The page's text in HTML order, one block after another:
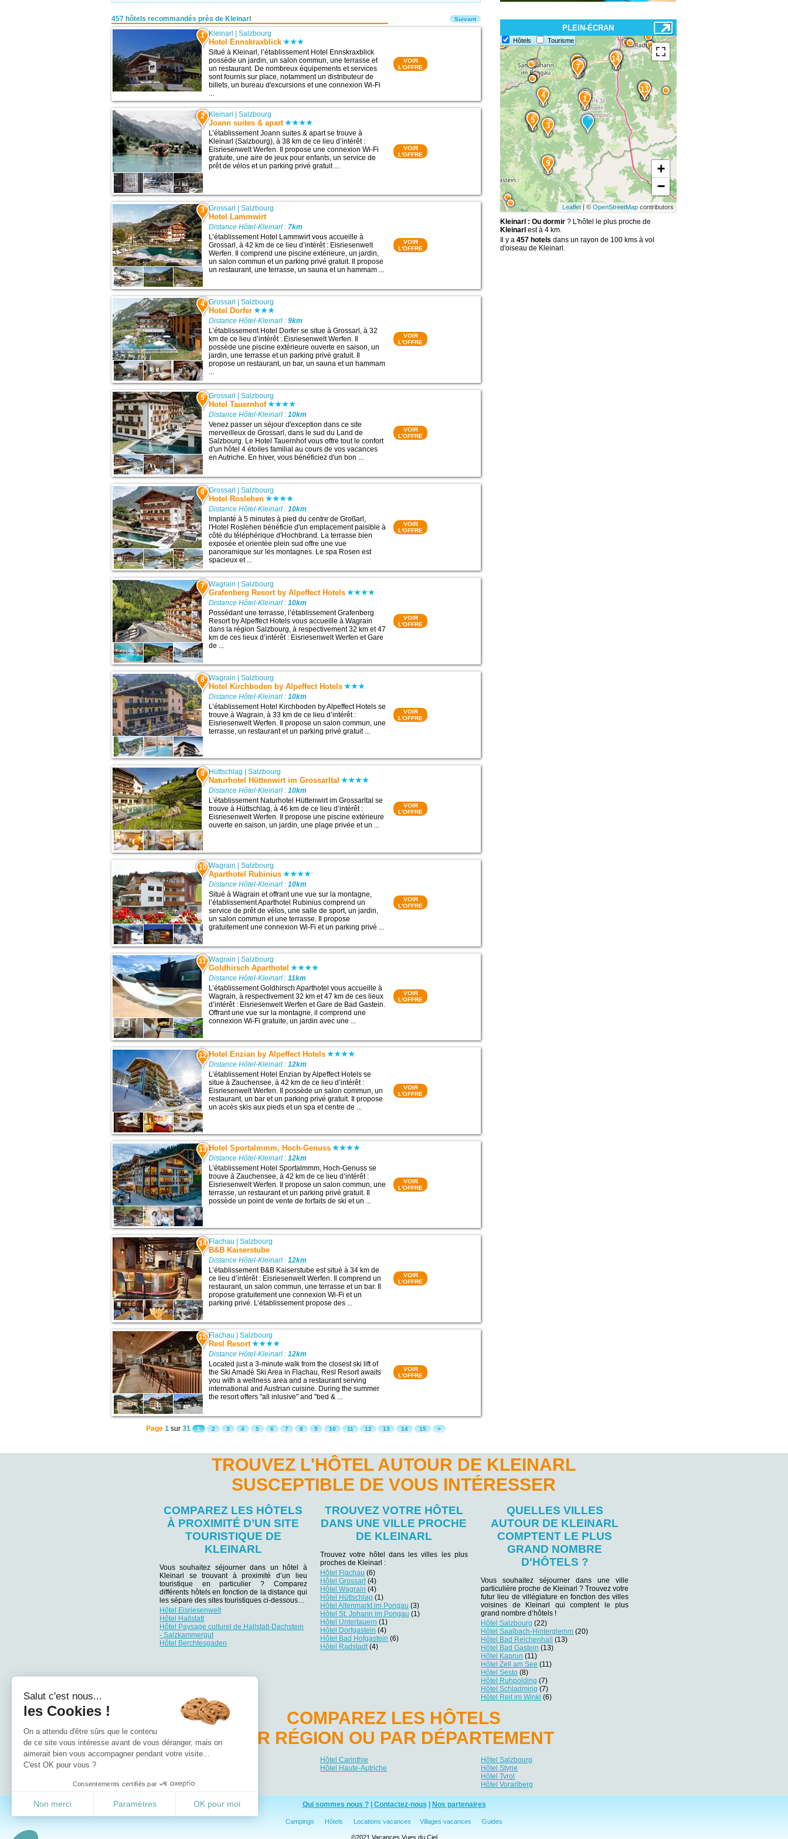
457 hôtels recommandés près de Kleinarl
1 Kleinarl |Salzbourg
Hotel Ennskraxblick
Situé à Kleinarl, l’établissement Hotel Ennskraxblick
possède un jardin, un salon commun, une terrasse et
un restaurant. De nombreux équipements et services
sont fournis sur place, notamment un distributeur de
billets, un bureau d'excursions et une connexion Wi-Fi
VOIR
L'OFFRE
2 Kleinarl |Salzbourg
Joann suites & apart
L’établissement Joann suites & apart se trouve à
Kleinarl (Salzbourg), à 38 km de ce lieu d’intérêt :
Eisriesenwelt Werfen. Il propose une connexion Wi-Fi
gratuite, une aire de jeux pour enfants, un service de
prêt de vélos et un parking privé gratuit ...
VOIR
L'OFFRE
3 Grossarl |Salzbourg
Hotel Lammwirt
Distance Hôtel-Kleinarl : 7km
L’établissement Hotel Lammwirt vous accueille à
Grossarl, à 42 km de ce lieu d’intérêt : Eisriesenwelt
Werfen. Il comprend une piscine extérieure, un jardin,
un salon commun et un parking privé gratuit. Il propose
un restaurant, une terrasse, un sauna et un hammam ...
VOIR
L'OFFRE
4 Grossarl |Salzbourg
Hotel Dorfer
Distance Hôtel-Kleinarl :9km
L’établissement Hotel Dorfer se situe à Grossarl, à 32
km de ce lieu d’intérêt : Eisriesenwelt Werfen. Il
possède une piscine extérieure ouverte en saison, un
jardin, une terrasse et un parking privé gratuit. Il
propose un restaurant, un bar, un sauna et un hammam
...
VOIR
L'OFFRE
5 Grossarl |Salzbourg
Hotel Tauernhof
Distance Hôtel-Kleinarl :10km
Venez passer un séjour d'exception dans ce site
merveilleux de Grossarl, dans le sud du Land de
Salzbourg. Le Hotel Tauernhof vous offre tout le confort
d'un hôtel 4 étoiles familial au cours de vos vacances
en Autriche. En hiver, vous bénéficiez d'un bon ...
VOIR
L'OFFRE
6 Grossarl |Salzbourg
Hotel Roslehen
Distance Hôtel-Kleinarl :10km
Implanté à 5 minutes à pied du centre de Großarl,
l'Hotel Roslehen bénéficie d'un emplacement paisible à
côté du téléphérique d'Hochbrand. La terrasse bien
exposée et orientée plein sud offre une vue
panoramique sur les montagnes. Le spa Rosen est
spacieux et ...
VOIR
L'OFFRE
7 Wagrain |Salzbourg
Grafenberg Resort by Alpeffect Hotels
Distance Hôtel-Kleinarl :10km
Possédant une terrasse, l’établissement Grafenberg
Resort by Alpeffect Hotels vous accueille à Wagrain
dans la région Salzbourg, à respectivement 32 km et 47
km de ces lieux d’intérêt : Eisriesenwelt Werfen et Gare
de ...
VOIR
L'OFFRE
8 Wagrain |Salzbourg
Hotel Kirchboden by Alpeffect Hotels
Distance Hôtel-Kleinarl :10km
L’établissement Hotel Kirchboden by Alpeffect Hotels se
trouve à Wagrain, à 33 km de ce lieu d’intérêt :
Eisriesenwelt Werfen. Il propose un salon commun, une
terrasse, un restaurant et un parking privé gratuit ...
VOIR
L'OFFRE
9 Hüttschlag |Salzbourg
Naturhotel Hüttenwirt im Grossarltal
Distance Hôtel-Kleinarl :10km
L’établissement Naturhotel Hüttenwirt im Grossarltal se
trouve à Hüttschlag, à 46 km de ce lieu d’intérêt :
Eisriesenwelt Werfen. Il propose une piscine extérieure
ouverte en saison, un jardin, une plage privée et un ...
VOIR
L'OFFRE
10 Wagrain |Salzbourg
Aparthotel Rubinius
Distance Hôtel-Kleinarl :10km
Situé à Wagrain et offrant une vue sur la montagne,
l’établissement Aparthotel Rubinius comprend un
service de prêt de vélos, une salle de sport, un jardin,
un salon commun et une terrasse. Il propose
gratuitement une connexion Wi-Fi et un parking privé ...
VOIR
L'OFFRE
11 Wagrain |Salzbourg
Goldhirsch Aparthotel
Distance Hôtel-Kleinarl :11km
L’établissement Goldhirsch Aparthotel vous accueille à
Wagrain, à respectivement 32 km et 47 km de ces lieux
d’intérêt : Eisriesenwelt Werfen et Gare de Bad Gastein.
Offrant une vue sur la montagne, il comprend une
connexion Wi-Fi gratuite, un jardin avec une ...
VOIR
L'OFFRE
12 Hotel Enzian by Alpeffect Hotels
Distance Hôtel-Kleinarl :12km
L’établissement Hotel Enzian by Alpeffect Hotels se
situe à Zauchensee, à 42 km de ce lieu d’intérêt :
Eisriesenwelt Werfen. Il possède un salon commun, un
restaurant, un bar et un parking privé gratuit. Il propose
un accès skis aux pieds et un spa et centre de ...
VOIR
L'OFFRE
13 Hotel Sportalmmm, Hoch-Genuss
Distance Hôtel-Kleinarl :12km
L’établissement Hotel Sportalmmm, Hoch-Genuss se
trouve à Zauchensee, à 42 km de ce lieu d’intérêt :
Eisriesenwelt Werfen. Il propose un salon commun, une
terrasse, un restaurant et un parking privé gratuit. Il
possède un point de vente de forfaits de ski et un ...
VOIR
L'OFFRE
14 Flachau |Salzbourg
B&B Kaiserstube
Distance Hôtel-Kleinarl :12km
L’établissement B&B Kaiserstube est situé à 34 km de
ce lieu d’intérêt : Eisriesenwelt Werfen. Il comprend un
restaurant, un salon commun, une terrasse et un bar. Il
propose gratuitement une connexion Wi-Fi et un
parking privé. L’établissement propose des ...
VOIR
L'OFFRE
15 Flachau |Salzbourg
Resl Resort
Distance Hôtel-Kleinarl :12km
Located just a 3-minute walk from the closest ski lift of
the Ski Amadé Ski Area in Flachau, Resl Resort awaits
you with a wellness area and a restaurant serving
international and Austrian cuisine. During the summer
the resort offers "all inlusive" and "bed & ...
VOIR
L'OFFRE
Suivant
Page 1 sur31 1 2 3 4 5 6 7 8 9 10 11 12 13 14 15 >
PLEIN-ÉCRAN
Hôtels Tourisme
15
14
13
12
1110
9
8
7
6
5
4
3
2
1
+
−
Leaflet| ©OpenStreetMap contributors
Kleinarl : Ou dormir? L'hôtel le plus proche de
Kleinarl est à 4 km.
Il y a 457 hotels dans un rayon de 100 kms à vol
d'oiseau de Kleinarl.
TROUVEZ L'HÔTEL AUTOUR DE KLEINARL
SUSCEPTIBLE DE VOUS INTÉRESSER
COMPAREZ LES HÔTELS
À PROXIMITÉ D’UN SITE
TOURISTIQUE DE
KLEINARL
Vous souhaitez séjourner dans un hôtel à
Kleinarl se trouvant à proximité d’un lieu
touristique en particulier ? Comparez
différents hôtels en fonction de la distance qui
les sépare des sites touristiques ci-dessous…
Hôtel Eisriesenwelt
Hôtel Hallstatt
Hôtel Paysage culturel de Hallstatt-Dachstein
- Salzkammergut
Hôtel Berchtesgaden
TROUVEZ VOTRE HÔTEL
DANS UNE VILLE PROCHE
DE KLEINARL
Trouvez votre hôtel dans les villes les plus
proches de Kleinarl :
Hôtel Flachau (6)
Hôtel Grossarl (4)
Hôtel Wagrain (4)
Hôtel Hüttschlag (1)
Hôtel Altenmarkt im Pongau (3)
Hôtel St. Johann im Pongau (1)
Hôtel Untertauern (1)
Hôtel Dorfgastein (4)
Hôtel Bad Hofgastein (6)
Hôtel Radstadt (4)
QUELLES VILLES
AUTOUR DE KLEINARL
COMPTENT LE PLUS
GRAND NOMBRE
D'HÔTELS ?
Vous souhaitez séjourner dans une ville
particulière proche de Kleinarl ? Trouvez votre
futur lieu de villégiature en fonction des villes
voisines de Kleinarl qui comptent le plus
grand nombre d’hôtels !
Hôtel Salzbourg (22)
Hôtel Saalbach-Hinterglemm (20)
Hôtel Bad Reichenhall (13)
Hôtel Bad Gastein (13)
Hôtel Kaprun (11)
Hôtel Zell am See (11)
Hôtel Sesto (8)
Hôtel Ruhpolding (7)
Hôtel Schladming (7)
Hôtel Reit im Winkl (6)
COMPAREZ LES HÔTELS
PAR RÉGION OU PAR DÉPARTEMENT
Hôtel Carinthie
Hôtel Haute-Autriche
Hôtel Salzbourg
Hôtel Styrie
Hôtel Tyrol
Hôtel Vorarlberg
Qui sommes nous ?| Contactez-nous | Nos partenaires
Campings Hôtels Locations vacances Villages vacances Guides
©2021 Vacances Vues du Ciel
Salut c'est nous...
les Cookies !
On a attendu d'être sûrs que le contenu
de ce site vous intéresse avant de vous déranger, mais on
aimerait bien vous accompagner pendant votre visite...
C'est OK pour vous ?
Consentements certifiés par
Non merci Paramètres OK pour moi
Notre plateforme vous permet d'adapter et de gérer vos paramètres de confidentialité, en garantissant la conformité avec les réglementations. Personnalisez vos préférences pour contrôler la manière dont vos informations sont manipulées.